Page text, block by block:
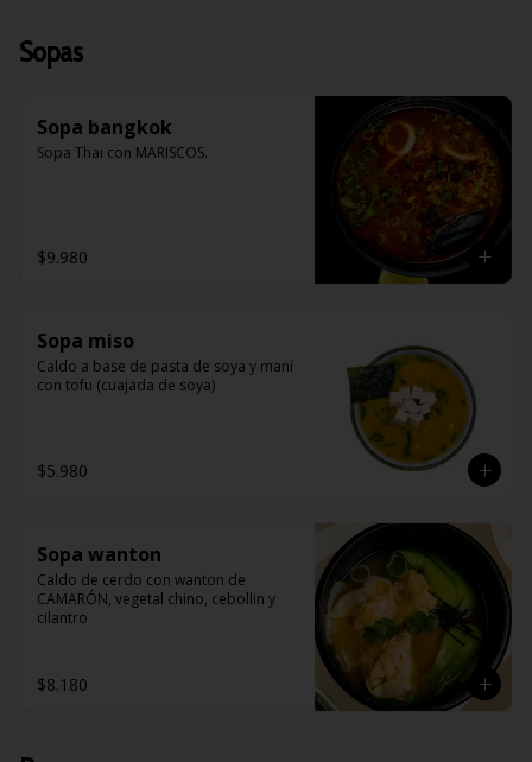
Sopas
Sopa bangkok
Sopa Thai con MARISCOS.
$9.980
Sopa miso
Caldo a base de pasta de soya y maní
con tofu (cuajada de soya)
$5.980
Sopa wanton
Caldo de cerdo con wanton de
CAMARÓN, vegetal chino, cebollin y
cilantro
$8.180